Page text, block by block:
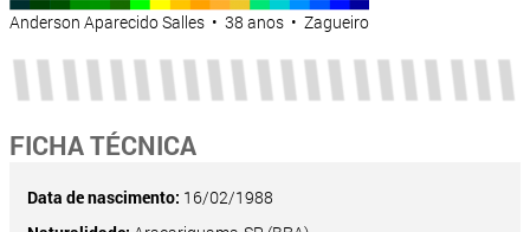
Anderson Aparecido Salles • 38 anos • Zagueiro
FICHA TÉCNICA
Data de nascimento: 16/02/1988